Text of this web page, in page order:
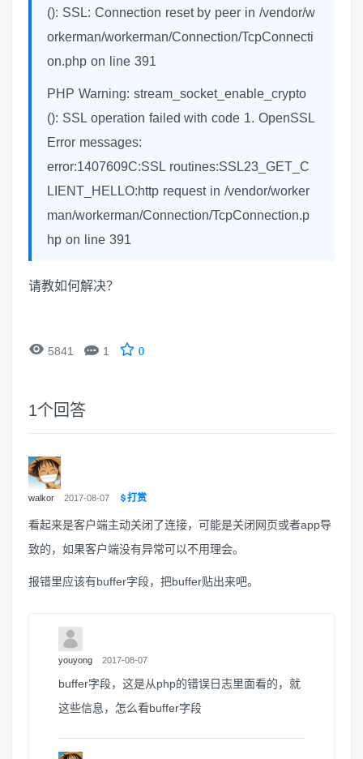
(): SSL: Connection reset by peer in /vendor/w
orkerman/workerman/Connection/TcpConnecti
on.php on line 391
PHP Warning: stream_socket_enable_crypto
(): SSL operation failed with code 1. OpenSSL
Error messages:
error:1407609C:SSL routines:SSL23_GET_C
LIENT_HELLO:http request in /vendor/worker
man/workerman/Connection/TcpConnection.p
hp on line 391
请教如何解决？
 5841  1 0
1个回答
walkor 2017-08-07 打赏
看起来是客户端主动关闭了连接，可能是关闭网页或者app导
致的，如果客户端没有异常可以不用理会。
报错里应该有buffer字段，把buffer贴出来吧。
youyong 2017-08-07
buffer字段，这是从php的错误日志里面看的，就
这些信息，怎么看buffer字段